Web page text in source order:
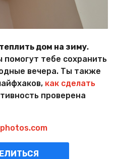
дом на зиму.
помогут тебе сохранить
вечера. Ты также
как сделать
проверена